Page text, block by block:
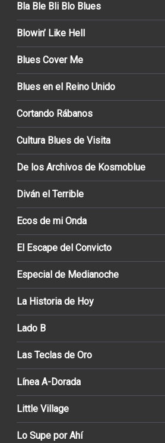
Bla Ble Bli Blo Blues
Blowin’ Like Hell
Blues Cover Me
Blues en el Reino Unido
Cortando Rábanos
Cultura Blues de Visita
De los Archivos de Kosmoblue
Diván el Terrible
Ecos de mi Onda
El Escape del Convicto
Especial de Medianoche
La Historia de Hoy
Lado B
Las Teclas de Oro
Línea A-Dorada
Little Village
Lo Supe por Ahí